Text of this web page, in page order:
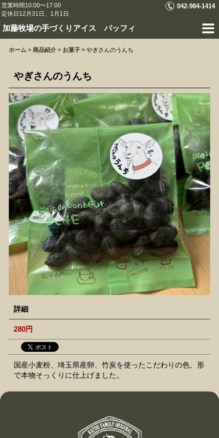
営業時間10:00〜17:00
定休日12月31日、1月1日
042-984-1414
加藤牧場の手づくりアイス バッフィ
ホーム > 商品紹介 > お菓子 > やぎさんのうんち
やぎさんのうんち
詳細
280円
国産小麦粉、埼玉県産卵、竹炭を使ったこだわりの色、形
で本物そっくりに仕上げました。